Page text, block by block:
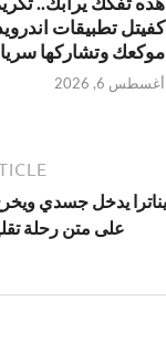
كفيتل تطبيقات
موكعك وتشاركها سريا
أغسطس 6, 2026
يدخل جسدي
على متن رحلة